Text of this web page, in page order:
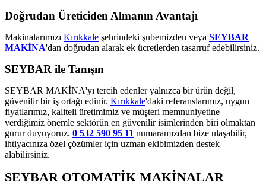
Doğrudan Üreticiden Almanın Avantajı
Makinalarımızı Kırıkkale şehrindeki şubemizden veya SEYBAR
MAKİNA'dan doğrudan alarak ek ücretlerden tasarruf edebilirsiniz.
SEYBAR ile Tanışın
SEYBAR MAKİNA'yı tercih edenler yalnızca bir ürün değil,
güvenilir bir iş ortağı edinir. Kırıkkale'daki referanslarımız, uygun
fiyatlarımız, kaliteli üretimimiz ve müşteri memnuniyetine
verdiğimiz önemle sektörün en güvenilir isimlerinden biri olmaktan
gurur duyuyoruz. 0 532 590 95 11 numaramızdan bize ulaşabilir,
ihtiyacınıza özel çözümler için uzman ekibimizden destek
alabilirsiniz.
SEYBAR OTOMATİK MAKİNALAR